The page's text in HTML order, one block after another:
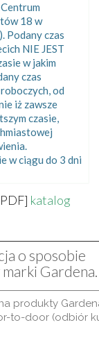
18 w
Podany czas
NIE JEST
w jakim
czas
od
iż zawsze
czasie,
w ciągu do 3 dni
katalog
o sposobie
Gardena.
produkty
to-door (odbiór